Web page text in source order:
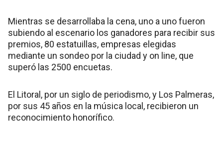
Mientras se desarrollaba la cena, uno a uno fueron
subiendo al escenario los ganadores para recibir sus
premios, 80 estatuillas, empresas elegidas
mediante un sondeo por la ciudad y on line, que
superó las 2500 encuetas.
El Litoral, por un siglo de periodismo, y Los Palmeras,
por sus 45 años en la música local, recibieron un
reconocimiento honorífico.